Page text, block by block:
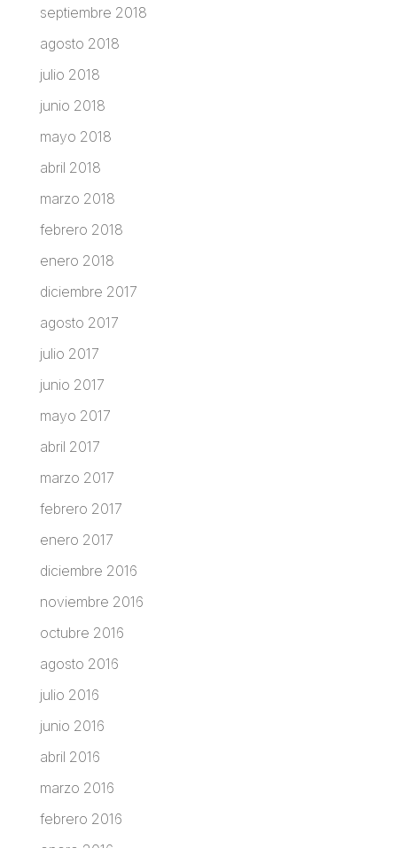
septiembre 2018
agosto 2018
julio 2018
junio 2018
mayo 2018
abril 2018
marzo 2018
febrero 2018
enero 2018
diciembre 2017
agosto 2017
julio 2017
junio 2017
mayo 2017
abril 2017
marzo 2017
febrero 2017
enero 2017
diciembre 2016
noviembre 2016
octubre 2016
agosto 2016
julio 2016
junio 2016
abril 2016
marzo 2016
febrero 2016